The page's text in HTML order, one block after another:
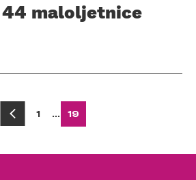
maloljetnice
1 … 19